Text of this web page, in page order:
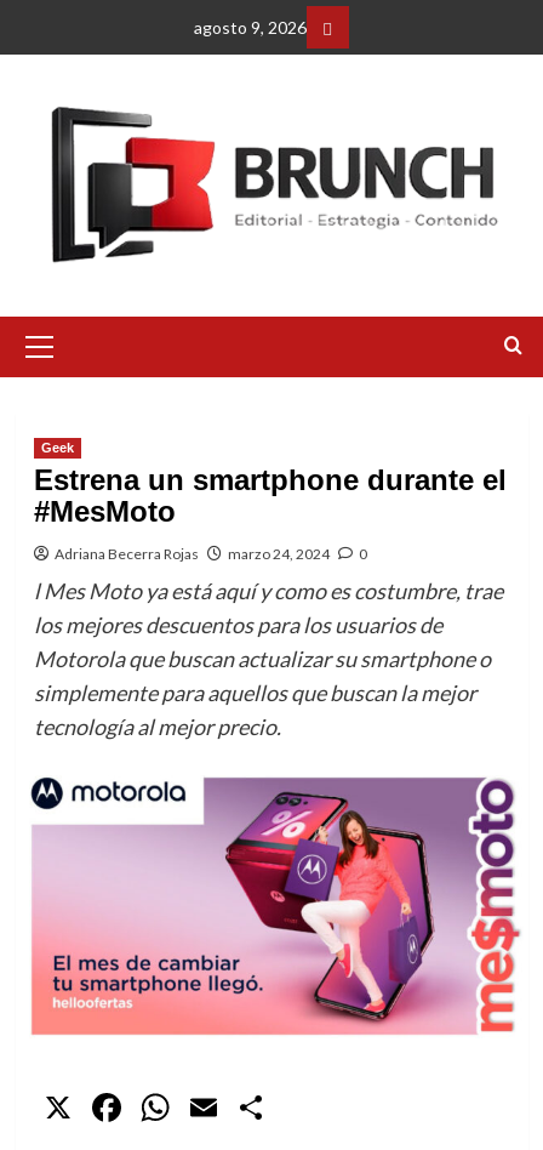
agosto 9, 2026
Facebbok
primario
Geek
Estrena un smartphone durante el
#MesMoto
Adriana Becerra Rojas marzo 24, 2024 0
l Mes Moto ya está aquí y como es costumbre, trae
los mejores descuentos para los usuarios de
Motorola que buscan actualizar su smartphone o
simplemente para aquellos que buscan la mejor
tecnología al mejor precio.
X Facebook
WhatsApp
Email